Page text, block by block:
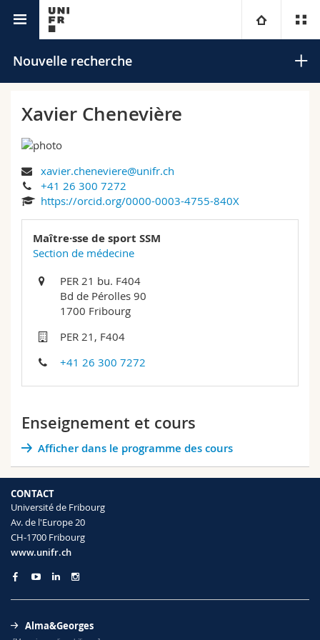
Université
Campus
Recherche
Formation continue
Droit
Lettres et sciences humaines
Sciences de l'éducation et de la formation
Sciences et médecine
Interfacultaire
Vous êtes
Futurs étudiants
Médias
Chercheurs
Collaborateurs
Doctorants
Ressources
Plan d'accès
Bibliothèques
Webmail
Programme des cours
Nouvelle recherche
Rechercher
Xavier Chenevière
xavier.cheneviere@unifr.ch
+41 26 300 7272
https://orcid.org/0000-0003-4755-840X
Maître·sse de sport SSM
Section de médecine
PER 21 bu. F404
Bd de Pérolles 90
1700 Fribourg
PER 21, F404
+41 26 300 7272
Enseignement et cours
Afficher dans le programme des cours
CONTACT
Université de Fribourg
Av. de l'Europe 20
CH-1700 Fribourg
www.unifr.ch
Alma&Georges